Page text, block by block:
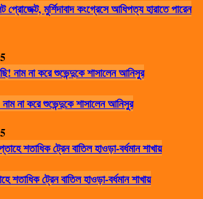
প্রোজেক্ট, মুর্শিদাবাদ কংগ্রেসে আধিপত্য হারাতে পারেন
না করে শুভেন্দুকে শাসালেন আনিসুর
শতাধিক ট্রেন বাতিল হাওড়া-বর্ধমান শাখায়